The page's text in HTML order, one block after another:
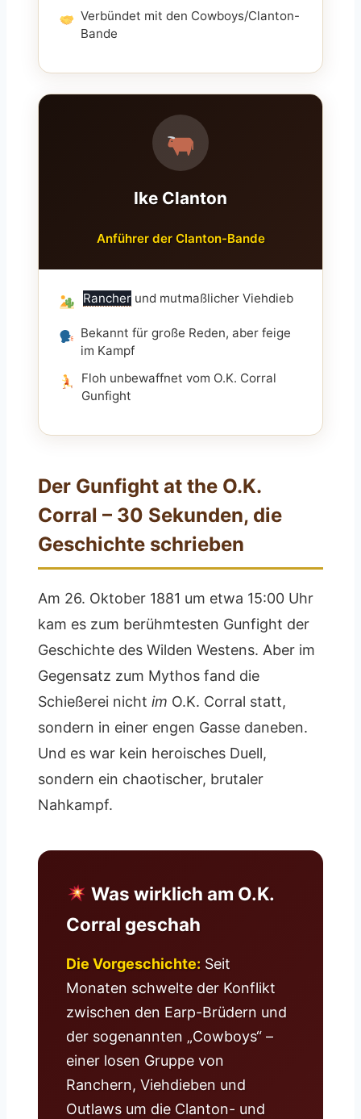
Verbündet mit den Cowboys/Clanton-
Bande
Ike Clanton
Anführer der Clanton-Bande
Rancher und mutmaßlicher Viehdieb
Bekannt für große Reden, aber feige
im Kampf
Floh unbewaffnet vom O.K. Corral
Gunfight
Der Gunfight at the O.K.
Corral – 30 Sekunden, die
Geschichte schrieben
Am 26. Oktober 1881 um etwa 15:00 Uhr
kam es zum berühmtesten Gunfight der
Geschichte des Wilden Westens. Aber im
Gegensatz zum Mythos fand die
Schießerei nicht im O.K. Corral statt,
sondern in einer engen Gasse daneben.
Und es war kein heroisches Duell,
sondern ein chaotischer, brutaler
Nahkampf.
Was wirklich am O.K.
Corral geschah
Die Vorgeschichte: Seit
Monaten schwelte der Konflikt
zwischen den Earp-Brüdern und
der sogenannten „Cowboys“ –
einer losen Gruppe von
Ranchern, Viehdieben und
Outlaws um die Clanton- und